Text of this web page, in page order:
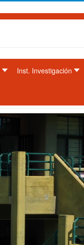
Inst. Investigación